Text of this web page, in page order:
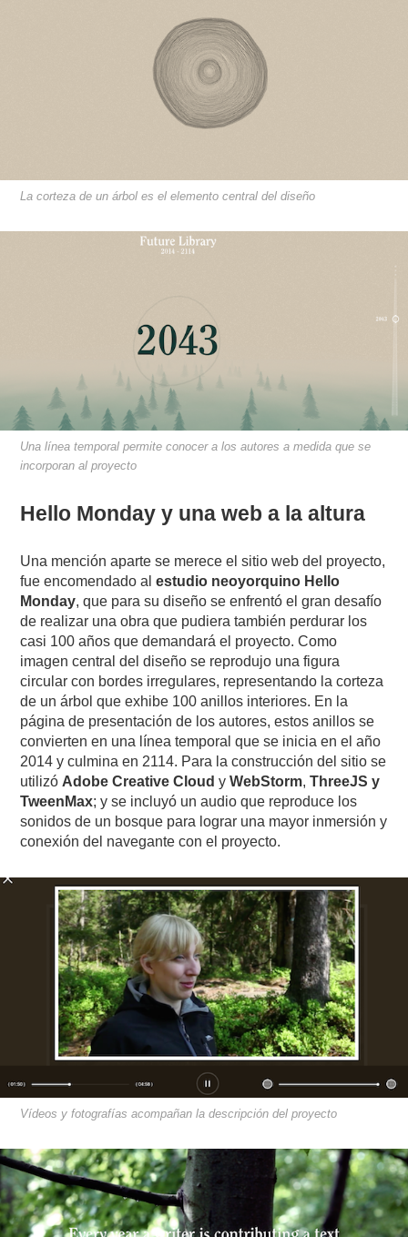
La corteza de un árbol es el elemento central del diseño
Una línea temporal permite conocer a los autores a medida que se
incorporan al proyecto
Hello Monday y una web a la altura
Una mención aparte se merece el sitio web del proyecto,
fue encomendado alestudio neoyorquino Hello
Monday, que para su diseño se enfrentó el gran desafío
de realizar una obra que pudiera también perdurar los
casi 100 años que demandará el proyecto. Como
imagen central del diseño se reprodujo una figura
circular con bordes irregulares, representando la corteza
de un árbol que exhibe 100 anillos interiores. En la
página de presentación de los autores, estos anillos se
convierten en una línea temporal que se inicia en el año
2014 y culmina en 2114. Para la construcción del sitio se
utilizó Adobe Creative Cloud yWebStorm,ThreeJS y
TweenMax; y se incluyó un audio que reproduce los
sonidos de un bosque para lograr una mayor inmersión y
conexión del navegante con el proyecto.
Vídeos y fotografías acompañan la descripción del proyecto